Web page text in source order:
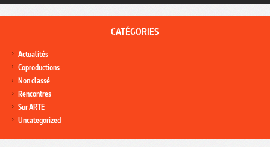
CATÉGORIES
Actualités
Coproductions
Non classé
Rencontres
Sur ARTE
Uncategorized